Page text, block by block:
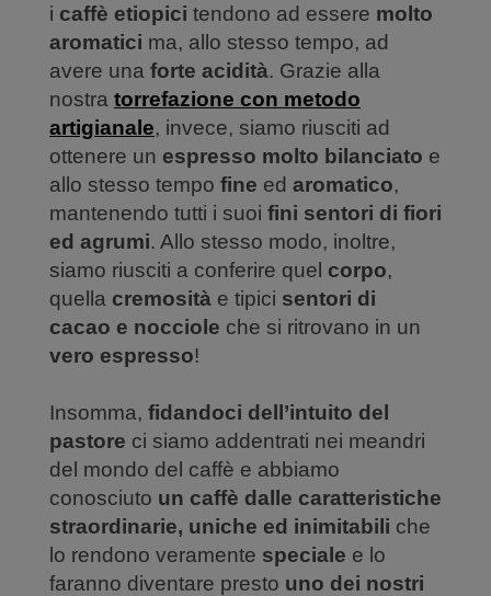
i caffè etiopici tendono ad essere molto
aromatici ma, allo stesso tempo, ad
avere una forte acidità. Grazie alla
nostra torrefazione con metodo
artigianale, invece, siamo riusciti ad
ottenere un espresso molto bilanciato e
allo stesso tempo fine ed aromatico,
mantenendo tutti i suoi fini sentori di fiori
ed agrumi. Allo stesso modo, inoltre,
siamo riusciti a conferire quel corpo,
quella cremosità e tipici sentori di
cacao e nocciole che si ritrovano in un
vero espresso!
Insomma, fidandoci dell’intuito del
pastore ci siamo addentrati nei meandri
del mondo del caffè e abbiamo
conosciuto un caffè dalle caratteristiche
straordinarie, uniche ed inimitabili che
lo rendono veramente speciale e lo
faranno diventare presto uno dei nostri